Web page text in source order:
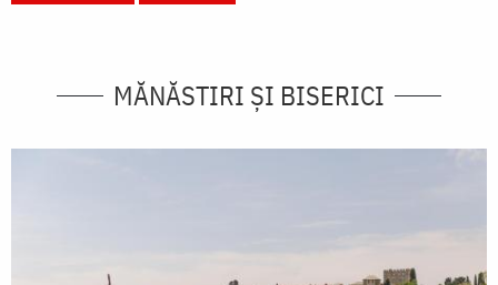
MĂNĂSTIRI ȘI BISERICI